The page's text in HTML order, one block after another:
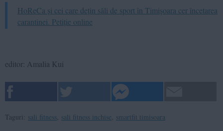
HoReCa și cei care dețin săli de sport în Timișoara cer încetarea
carantinei. Petiție online
editor: Amalia Kui
Taguri: sali fitness sali fitness inchise smartfit timisoara